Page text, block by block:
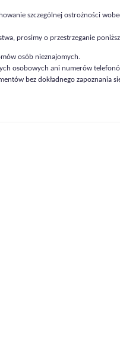
szczególnej ostrożności
prosimy o przestrzeganie
osób nieznajomych.
osobowych ani numerów
bez dokładnego zapoznania